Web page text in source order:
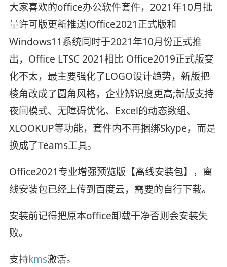
大家喜欢的office办公软件套件，2021年10月批
量许可版更新推送!Office2021正式版和
Windows11系统同时于2021年10月份正式推
出，Office LTSC 2021相比 Office2019正式版变
化不太，最主要强化了LOGO设计趋势，新版把
棱角改成了圆角风格，企业辨识度更高;新版支持
夜间模式、无障碍优化、Excel的动态数组、
XLOOKUP等功能，套件内不再捆绑Skype，而是
换成了Teams工具。
Office2021专业增强预览版【离线安装包】，离
线安装包已经上传到百度云，需要的自行下载。
安装前记得把原本office卸载干净否则会安装失
败。
支持kms激活。